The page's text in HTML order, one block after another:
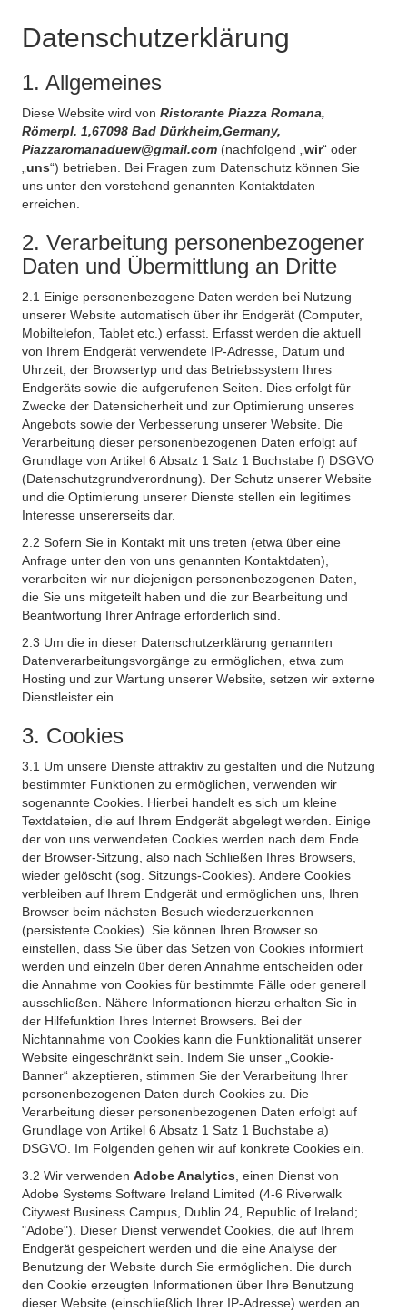
Datenschutzerklärung
1. Allgemeines
Diese Website wird von Ristorante Piazza Romana,
Römerpl. 1,67098 Bad Dürkheim,Germany,
Piazzaromanaduew@gmail.com (nachfolgend „ wir“ oder
uns“) betrieben. Bei Fragen zum Datenschutz können Sie
uns unter den vorstehend genannten Kontaktdaten
erreichen.
2. Verarbeitung personenbezogener
Daten und Übermittlung an Dritte
2.1 Einige personenbezogene Daten werden bei Nutzung
unserer Website automatisch über ihr Endgerät (Computer,
Mobiltelefon, Tablet etc.) erfasst. Erfasst werden die aktuell
von Ihrem Endgerät verwendete IP-Adresse, Datum und
Uhrzeit, der Browsertyp und das Betriebssystem Ihres
Endgeräts sowie die aufgerufenen Seiten. Dies erfolgt für
Zwecke der Datensicherheit und zur Optimierung unseres
Angebots sowie der Verbesserung unserer Website. Die
Verarbeitung dieser personenbezogenen Daten erfolgt auf
Grundlage von Artikel 6 Absatz 1 Satz 1 Buchstabe f) DSGVO
(Datenschutzgrundverordnung). Der Schutz unserer Website
und die Optimierung unserer Dienste stellen ein legitimes
Interesse unsererseits dar.
2.2 Sofern Sie in Kontakt mit uns treten (etwa über eine
Anfrage unter den von uns genannten Kontaktdaten),
verarbeiten wir nur diejenigen personenbezogenen Daten,
die Sie uns mitgeteilt haben und die zur Bearbeitung und
Beantwortung Ihrer Anfrage erforderlich sind.
2.3 Um die in dieser Datenschutzerklärung genannten
Datenverarbeitungsvorgänge zu ermöglichen, etwa zum
Hosting und zur Wartung unserer Website, setzen wir externe
Dienstleister ein.
3. Cookies
3.1 Um unsere Dienste attraktiv zu gestalten und die Nutzung
bestimmter Funktionen zu ermöglichen, verwenden wir
sogenannte Cookies. Hierbei handelt es sich um kleine
Textdateien, die auf Ihrem Endgerät abgelegt werden. Einige
der von uns verwendeten Cookies werden nach dem Ende
der Browser-Sitzung, also nach Schließen Ihres Browsers,
wieder gelöscht (sog. Sitzungs-Cookies). Andere Cookies
verbleiben auf Ihrem Endgerät und ermöglichen uns, Ihren
Browser beim nächsten Besuch wiederzuerkennen
(persistente Cookies). Sie können Ihren Browser so
einstellen, dass Sie über das Setzen von Cookies informiert
werden und einzeln über deren Annahme entscheiden oder
die Annahme von Cookies für bestimmte Fälle oder generell
ausschließen. Nähere Informationen hierzu erhalten Sie in
der Hilfefunktion Ihres Internet Browsers. Bei der
Nichtannahme von Cookies kann die Funktionalität unserer
Website eingeschränkt sein. Indem Sie unser „Cookie-
Banner“ akzeptieren, stimmen Sie der Verarbeitung Ihrer
personenbezogenen Daten durch Cookies zu. Die
Verarbeitung dieser personenbezogenen Daten erfolgt auf
Grundlage von Artikel 6 Absatz 1 Satz 1 Buchstabe a)
DSGVO. Im Folgenden gehen wir auf konkrete Cookies ein.
3.2 Wir verwenden Adobe Analytics , einen Dienst von
Adobe Systems Software Ireland Limited (4-6 Riverwalk
Citywest Business Campus, Dublin 24, Republic of Ireland;
"Adobe"). Dieser Dienst verwendet Cookies, die auf Ihrem
Endgerät gespeichert werden und die eine Analyse der
Benutzung der Website durch Sie ermöglichen. Die durch
den Cookie erzeugten Informationen über Ihre Benutzung
dieser Website (einschließlich Ihrer IP-Adresse) werden an